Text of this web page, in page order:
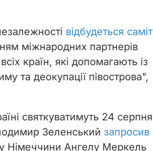
відбудеться саміт
міжнародних партнерів
країн, які допомагають із
та деокупації півострова",
святкуватимуть 24 серпня
Зеленський запросив
Німеччини Ангелу Меркель